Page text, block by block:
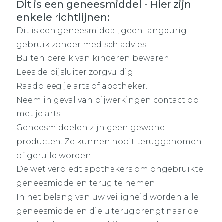
de werkzaamheid van pravastatine verlagen.
Pravastatine Viatris moet ingenomen
worden tenminste één uur voor of 4 uur
nadat u deze geneesmiddelen heeft
ingenomen.
Ciclosporine (een geneesmiddel dat
gebruikt wordt om het immuunsysteem te
onderdrukken) aangezien de werking van
pravastatine kan versterkt zijn en het nodig
Antibiotica zoals erythromycine,
claritromycine, roxitromycine en rifampicine,
aangezien deze antibiotica het effect van
pravastatine versterken.
Als u fusidinezuur via de mond moet
innemen om een bacteriële infectie te
behandelen, dan moet u het gebruik van dit
geneesmiddel tijdelijk stopzetten. Uw arts zal
u zeggen wanneer het veilig is om opnieuw
te starten met Pravastatine Viatris. Inname
"Zwangerschap en borstvoeding").
Merken Viatris
Breedte 81 mm
Lengte
Diepte 38 mm
Hoeveelheid
Verpakking
28
Actieve
Ingrediënten
Behoud
Kamertemperatuur (15°C -
25°C)
Veiligheidsinformatie
Dit is een geneesmiddel - Hier zijn
enkele richtlijnen:
Dit is een geneesmiddel, geen langdurig
gebruik zonder medisch advies.
Buiten bereik van kinderen bewaren.
Lees de bijsluiter zorgvuldig.
Raadpleeg je arts of apotheker.
Neem in geval van bijwerkingen contact op
met je arts.
Geneesmiddelen zijn geen gewone
producten. Ze kunnen nooit teruggenomen
of geruild worden.
De wet verbiedt apothekers om ongebruikte
geneesmiddelen terug te nemen.
In het belang van uw veiligheid worden alle
geneesmiddelen die u terugbrengt naar de